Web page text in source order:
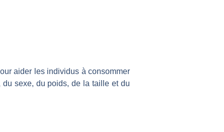
aider les individus à consommer
du sexe, du poids, de la taille et du